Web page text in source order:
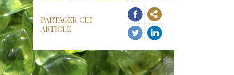
PARTAGER CET
ARTICLE